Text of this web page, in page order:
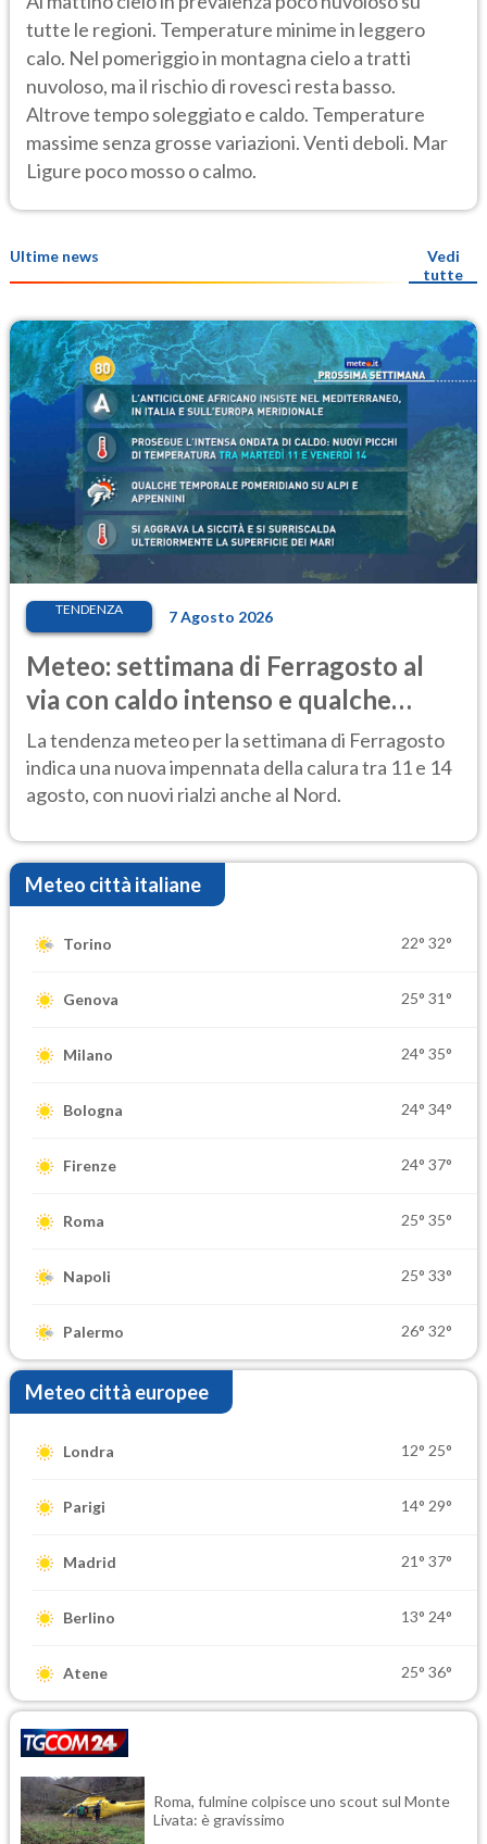
tutte le regioni. Temperature minime in leggero
calo. Nel pomeriggio in montagna cielo a tratti
nuvoloso, ma il rischio di rovesci resta basso.
Altrove tempo soleggiato e caldo. Temperature
massime senza grosse variazioni. Venti deboli. Mar
Ligure poco mosso o calmo.
Ultime news
Vedi
tutte
TENDENZA 7 Agosto 2026
Meteo: settimana di Ferragosto al
via con caldo intenso e qualche
temporale
La tendenza meteo per la settimana di Ferragosto
indica una nuova impennata della calura tra 11 e 14
agosto, con nuovi rialzi anche al Nord.
Meteo città italiane
Torino 22° 32°
Genova 25° 31°
Milano 24° 35°
Bologna 24° 34°
Firenze 24° 37°
Roma 25° 35°
Napoli 25° 33°
Palermo 26° 32°
Meteo città europee
Londra 12° 25°
Parigi 14° 29°
Madrid 21° 37°
Berlino 13° 24°
Atene 25° 36°
Roma, fulmine colpisce uno scout sul Monte
Livata: è gravissimo